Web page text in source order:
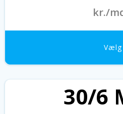
kr./
Vælg
30/6